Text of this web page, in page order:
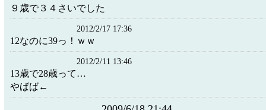
９歳で３４さいでした
2012/2/17 17:36
12なのに39っ！ｗｗ
2012/2/11 13:46
13歳で28歳って…
やばば←